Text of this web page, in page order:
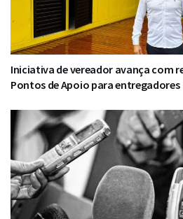
Iniciativa de vereador avança com
Pontos de Apoio para entregadores